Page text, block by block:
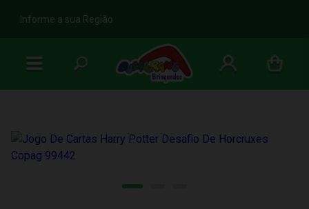
b
Informe a sua Região